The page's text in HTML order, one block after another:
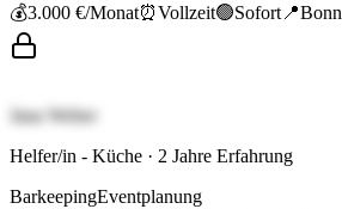
💰3.000 €/Monat⏰Vollzeit🟢Sofort 📍Bonn
Jana Weber
Helfer/in - Küche · 2 Jahre Erfahrung
BarkeepingEventplanung